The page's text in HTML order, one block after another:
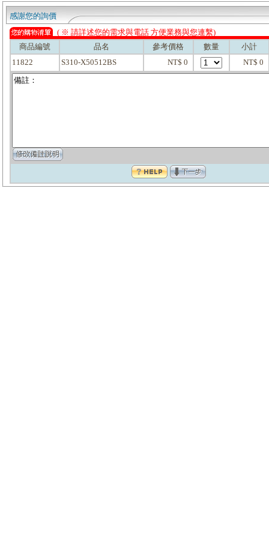
感謝您的詢價
( ※ 請詳述您的需求與電話 方便業務與您連繫)
商品編號
品名 參考價格 數量
小計
11822
S310-X50512BS NT$ 0 NT$ 0